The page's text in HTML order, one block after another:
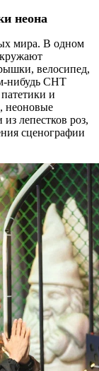
неона
мира. В одном
велосипед,
нибудь СНТ
и
неоновые
лепестков роз,
сценографии